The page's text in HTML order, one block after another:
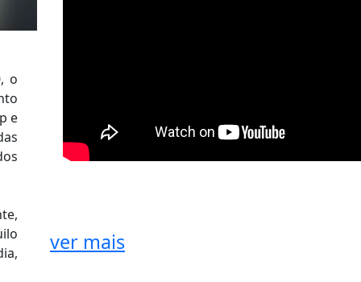
o
e
ver mais